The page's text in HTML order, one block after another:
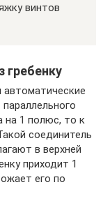
винтов
гребенку
автоматические
на 1 полюс, то к
соединитель
в верхней
приходит 1
его по